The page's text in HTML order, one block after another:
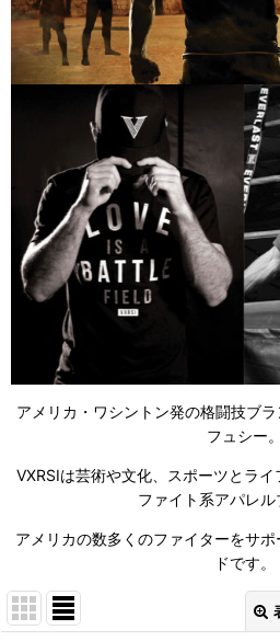
アメリカ・ワシントン発の格闘技ブ
フュシー。
VXRSIは芸術や文化、スポーツとラ
ファイト系アパレル
アメリカの数多くのファイターをサ
ドです。